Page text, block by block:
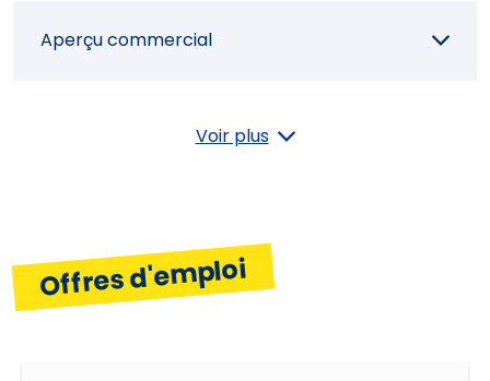
Aperçu commercial
Planifier et organiserVoir plus
Offres d'emploi